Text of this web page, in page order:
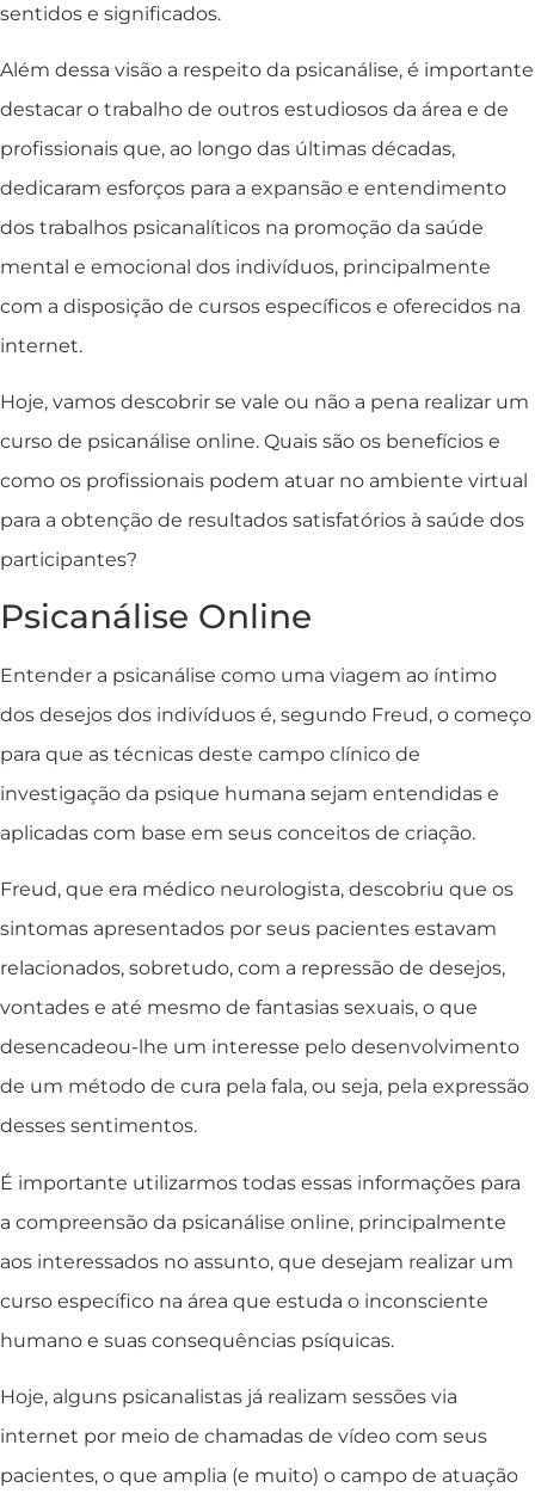
sentidos e significados.
Além dessa visão a respeito da psicanálise, é importante
destacar o trabalho de outros estudiosos da área e de
profissionais que, ao longo das últimas décadas,
dedicaram esforços para a expansão e entendimento
dos trabalhos psicanalíticos na promoção da saúde
mental e emocional dos indivíduos, principalmente
com a disposição de cursos específicos e oferecidos na
internet.
Hoje, vamos descobrir se vale ou não a pena realizar um
curso de psicanálise online. Quais são os benefícios e
como os profissionais podem atuar no ambiente virtual
para a obtenção de resultados satisfatórios à saúde dos
participantes?
Psicanálise Online
Entender a psicanálise como uma viagem ao íntimo
dos desejos dos indivíduos é, segundo Freud, o começo
para que as técnicas deste campo clínico de
investigação da psique humana sejam entendidas e
aplicadas com base em seus conceitos de criação.
Freud, que era médico neurologista, descobriu que os
sintomas apresentados por seus pacientes estavam
relacionados, sobretudo, com a repressão de desejos,
vontades e até mesmo de fantasias sexuais, o que
desencadeou-lhe um interesse pelo desenvolvimento
de um método de cura pela fala, ou seja, pela expressão
desses sentimentos.
É importante utilizarmos todas essas informações para
a compreensão da psicanálise online, principalmente
aos interessados no assunto, que desejam realizar um
curso específico na área que estuda o inconsciente
humano e suas consequências psíquicas.
Hoje, alguns psicanalistas já realizam sessões via
internet por meio de chamadas de vídeo com seus
pacientes, o que amplia (e muito) o campo de atuação